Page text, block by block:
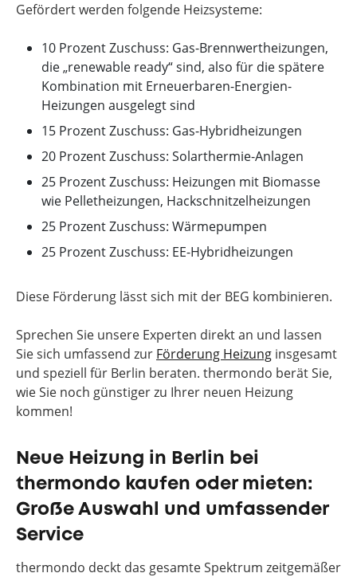
Gefördert werden folgende Heizsysteme:
10 Prozent Zuschuss: Gas-Brennwertheizungen,
die „renewable ready“ sind, also für die spätere
Kombination mit Erneuerbaren-Energien-
Heizungen ausgelegt sind
15 Prozent Zuschuss: Gas-Hybridheizungen
20 Prozent Zuschuss: Solarthermie-Anlagen
25 Prozent Zuschuss: Heizungen mit Biomasse
wie Pelletheizungen, Hackschnitzelheizungen
25 Prozent Zuschuss: Wärmepumpen
25 Prozent Zuschuss: EE-Hybridheizungen
Diese Förderung lässt sich mit der BEG kombinieren.
Sprechen Sie unsere Experten direkt an und lassen
Sie sich umfassend zur Förderung Heizung insgesamt
und speziell für Berlin beraten. thermondo berät Sie,
wie Sie noch günstiger zu Ihrer neuen Heizung
kommen!
Neue Heizung in Berlin bei
thermondo kaufen oder mieten:
Große Auswahl und umfassender
Service
thermondo deckt das gesamte Spektrum zeitgemäßer